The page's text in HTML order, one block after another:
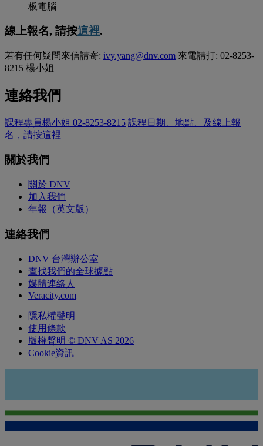
板電腦
線上報名, 請按這裡.
若有任何疑問來信請寄: ivy.yang@dnv.com 來電請打: 02-8253-
8215 楊小姐
連絡我們
課程專員楊小姐 02-8253-8215 課程日期、地點、及線上報
名，請按這裡
關於我們
關於 DNV
加入我們
年報（英文版）
連絡我們
DNV 台灣辦公室
查找我們的全球據點
媒體連絡人
Veracity.com
隱私權聲明
使用條款
版權聲明 © DNV AS 2026
Cookie資訊